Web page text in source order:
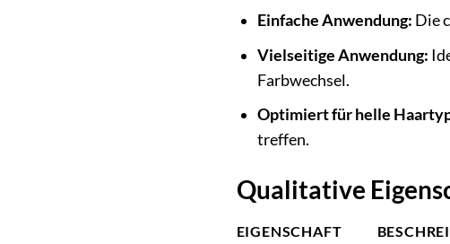
Einfache Anwendung: Die
Vielseitige Anwendung:
Farbwechsel.
Optimiert für helle
treffen.
Qualitative
EIGENSCHAFT